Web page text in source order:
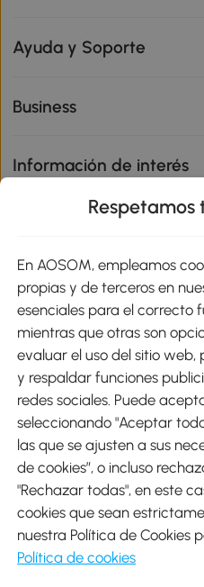
Ayuda y Soporte
Business
Información de interés
Métodos de Pago
Envíos
Descargar Aosom App
En AOSOM, empleamos
propias y de terceros en
esenciales para el correcto
mientras que otras son
evaluar el uso del sitio
y respaldar funciones
redes sociales. Puede
seleccionando "Aceptar
las que se ajusten a sus
de cookies”, o incluso
"Rechazar todas", en este
cookies que sean
nuestra Política de Cookies
Política de cookies